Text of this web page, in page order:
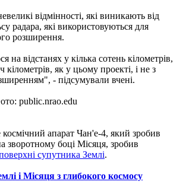
відмінності, які виникають від
радара, які використовуються для
розширення.
на відстанях у кілька сотень кілометрів,
кілометрів, як у цьому проекті, і не з
- підсумували вчені.
public.nrao.edu
апарат Чан'е-4, який зробив
зворотному боці Місяця, зробив
супутника Землі.
і Місяця з глибокого космосу